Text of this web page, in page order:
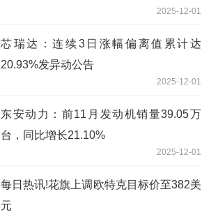
2025-12-01
芯瑞达：连续3日涨幅偏离值累计达
20.93%发异动公告
2025-12-01
东安动力：前11月发动机销量39.05万
台，同比增长21.10%
2025-12-01
每日热讯!花旗上调欧特克目标价至382美
元